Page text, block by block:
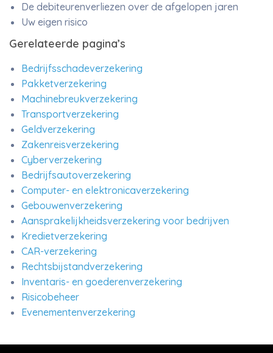
De debiteurenverliezen over de afgelopen jaren
Uw eigen risico
Gerelateerde pagina’s
Bedrijfsschadeverzekering
Pakketverzekering
Machinebreukverzekering
Transportverzekering
Geldverzekering
Zakenreisverzekering
Cyberverzekering
Bedrijfsautoverzekering
Computer- en elektronicaverzekering
Gebouwenverzekering
Aansprakelijkheidsverzekering voor bedrijven
Kredietverzekering
CAR-verzekering
Rechtsbijstandverzekering
Inventaris- en goederenverzekering
Risicobeheer
Evenementenverzekering